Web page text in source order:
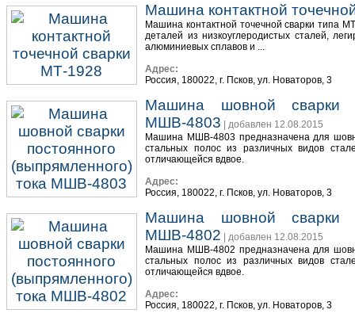
Машина контактной
Машина контактной точечной сварки типа
деталей из низкоуглеродистых сталей,
алюминиевых сплавов и ...
Адрес:
Россия, 180022, г. Псков, ул. Новаторов, 3
Машина шовной сварки
МШВ-4803
| добавлен 12.08.2015
Машина МШВ-4803 предназначена для
стальных полос из различных видов
отличающейся вдвое.
Адрес:
Россия, 180022, г. Псков, ул. Новаторов, 3
Машина шовной сварки
МШВ-4802
| добавлен 12.08.2015
Машина МШВ-4802 предназначена для
стальных полос из различных видов
отличающейся вдвое.
Адрес:
Россия, 180022, г. Псков, ул. Новаторов, 3